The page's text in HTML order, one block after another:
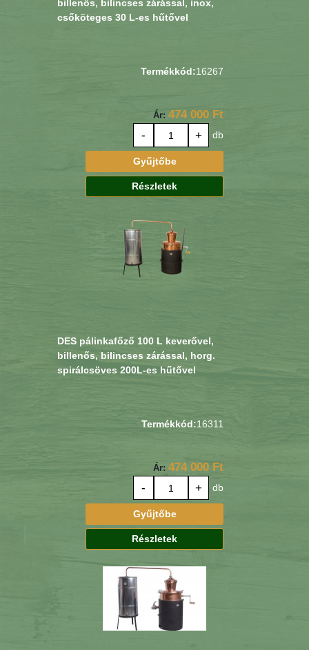
billenős, bilincses zárással, inox,
csőköteges 30 L-es hűtővel
Termékkód:16267
Ár: 474 000 Ft
-
+ db
Gyűjtőbe
Részletek
DES pálinkafőző 100 L keverővel,
billenős, bilincses zárással, horg.
spirálcsöves 200L-es hűtővel
Termékkód:16311
Ár: 474 000 Ft
-
+ db
Gyűjtőbe
Részletek